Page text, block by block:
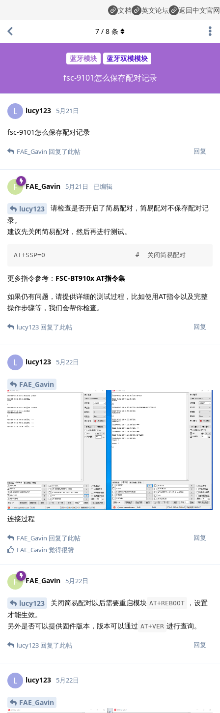
文档 英文论坛 返回中文官网
蓝牙模块 蓝牙双模模块
fsc-9101怎么保存配对记录
7 / 8 条
L lucy123 5月21日
fsc-9101怎么保存配对记录
回复
FAE_Gavin 回复了此帖
F FAE_Gavin 5月21日 已编辑
lucy123
请检查是否开启了简易配对，简易配对不保存配对记
录。
建议先关闭简易配对，然后再进行测试。
AT+SSP=0                       #  关闭简易配对
更多指令参考： FSC-BT910x AT指令集
如果仍有问题，请提供详细的测试过程，比如使用AT指令以及完整
操作步骤等，我们会帮你检查。
回复
lucy123 回复了此帖
L lucy123 5月22日
FAE_Gavin
连接过程
回复
FAE_Gavin 回复了此帖
FAE_Gavin 觉得很赞
F FAE_Gavin 5月22日
lucy123 关闭简易配对以后需要重启模块 AT+REBOOT
，设置
才能生效。
另外是否可以提供固件版本，版本可以通过 AT+VER 进行查询。
回复
lucy123 回复了此帖
L lucy123 5月22日
FAE_Gavin